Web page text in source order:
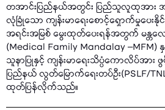
တအာင်းပြည်နယ်အတွင်း ပြည်သူလူထုအား
လုံခြုံသော ကျန်းမာရေးစောင့်ရှောက်မှုပေ
အရင်းအမြစ် မွေးထုတ်ပေးရန်အတွက် မန္တလေ
(Medical Family Mandalay –MFM) နှ
သူနာပြုနှင့် ကျန်းမာရေးသိပ္ပံကောလိပ်အား
ပြည်နယ် လွတ်မြောက်ရေးတပ်ဦး(PSLF/
ထုတ်ပြန်လိုက်သည်။